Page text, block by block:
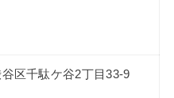
区千駄ケ谷2丁目33-9